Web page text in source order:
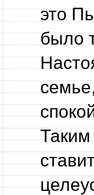
это
было
Таким